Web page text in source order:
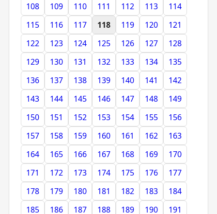
108
109 110 111 112 113
114
115
116 117 118 119 120
121
122
123 124 125 126 127
128
129
130 131 132 133 134
135
136
137 138 139 140 141
142
143
144 145 146 147 148
149
150
151 152 153 154 155
156
157
158 159 160 161 162
163
164
165 166 167 168 169
170
171
172 173 174 175 176
177
178
179 180 181 182 183
184
185
186 187 188 189 190
191